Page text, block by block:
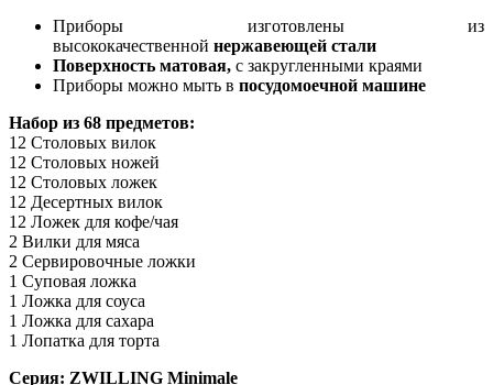
Приборы изготовлены из
высококачественной нержавеющей стали
Поверхность матовая, с закругленными краями
Приборы можно мыть в посудомоечной машине
Набор из 68 предметов:
12 Столовых вилок
12 Столовых ножей
12 Столовых ложек
12 Десертных вилок
12 Ложек для кофе/чая
2 Вилки для мяса
2 Сервировочные ложки
1 Суповая ложка
1 Ложка для соуса
1 Ложка для сахара
1 Лопатка для торта
Серия: ZWILLING Minimale